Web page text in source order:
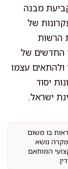
מבנה
של
הרשות
החדשים של
עצמו
יסוד
ישראל.
בו משום
מקרה נושא
המותאם